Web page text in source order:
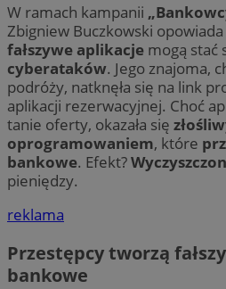
W ramach kampanii
Zbigniew Buczkowski
fałszywe aplikacje mogą stać
cyberataków. Jego znajoma,
podróży, natknęła się na link
aplikacji rezerwacyjnej. Choć
tanie oferty, okazała się
oprogramowaniem, które
bankowe. Efekt?
pieniędzy.
reklama
Przestępcy tworzą
bankowe